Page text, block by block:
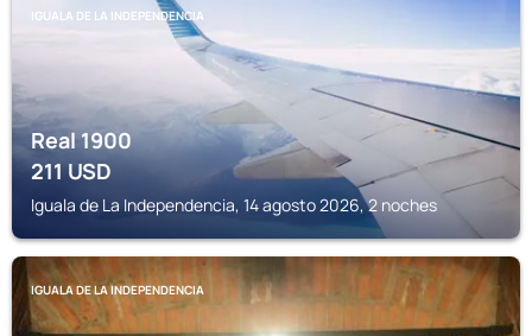
IGUALA DE LA INDEPENDENCIA
Real 1900
211USD
Iguala de La Independencia, 14 agosto 2026, 2 noches
IGUALA DE LA INDEPENDENCIA